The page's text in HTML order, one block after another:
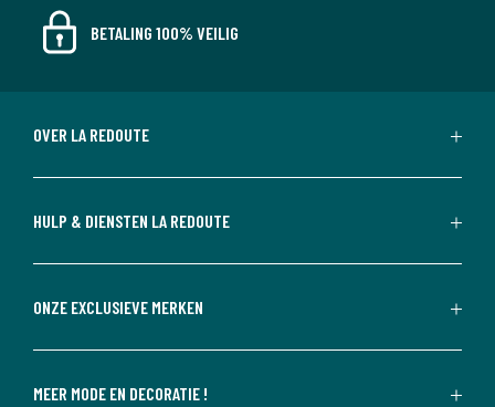
BETALING 100% VEILIG
OVER LA REDOUTE
HULP & DIENSTEN LA REDOUTE
ONZE EXCLUSIEVE MERKEN
MEER MODE EN DECORATIE !